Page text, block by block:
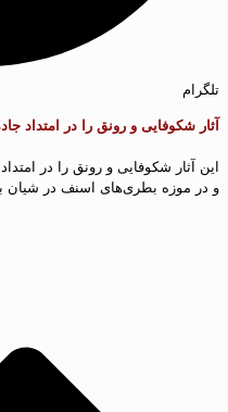
تلگرام
آثار شکوفایی و رونق را در امتداد
این آثار شکوفایی و رونق را در
و در موزه بطری‌های اسنف در شیان